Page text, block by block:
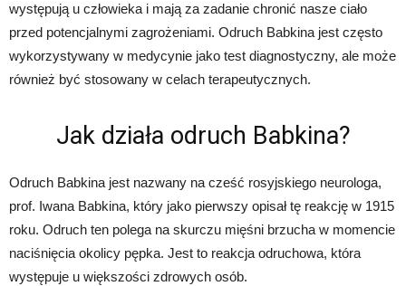
występują u człowieka i mają za zadanie chronić nasze ciało
przed potencjalnymi zagrożeniami. Odruch Babkina jest często
wykorzystywany w medycynie jako test diagnostyczny, ale może
również być stosowany w celach terapeutycznych.
Jak działa odruch Babkina?
Odruch Babkina jest nazwany na cześć rosyjskiego neurologa,
prof. Iwana Babkina, który jako pierwszy opisał tę reakcję w 1915
roku. Odruch ten polega na skurczu mięśni brzucha w momencie
naciśnięcia okolicy pępka. Jest to reakcja odruchowa, która
występuje u większości zdrowych osób.